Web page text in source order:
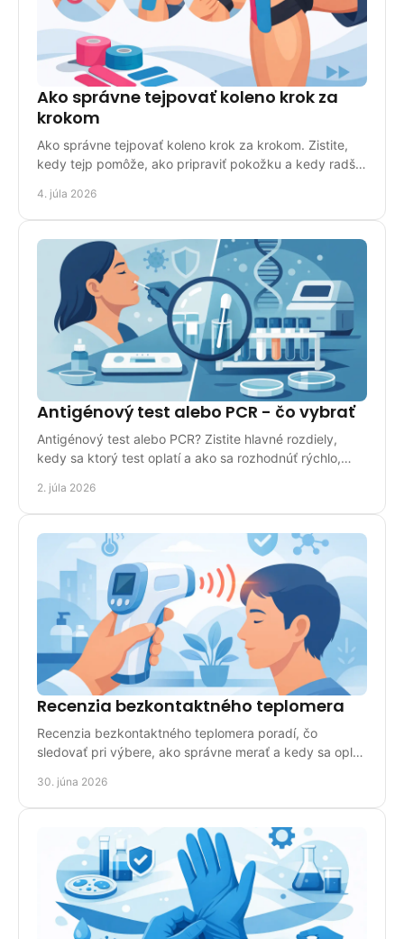
Ako správne tejpovať koleno krok za
krokom
Ako správne tejpovať koleno krok za krokom. Zistite,
kedy tejp pomôže, ako pripraviť pokožku a kedy radšej
4. júla 2026
Antigénový test alebo PCR - čo vybrať
Antigénový test alebo PCR? Zistite hlavné rozdiely,
kedy sa ktorý test oplatí a ako sa rozhodnúť rýchlo,
2. júla 2026
Recenzia bezkontaktného teplomera
Recenzia bezkontaktného teplomera poradí, čo
sledovať pri výbere, ako správne merať a kedy sa oplatí
30. júna 2026